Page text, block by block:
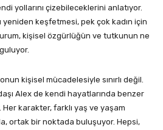
yollarını çizebileceklerini anlatıyor.
yeniden keşfetmesi, pek çok kadın için
kişisel özgürlüğün ve tutkunun ne
kişisel mücadelesiyle sınırlı değil.
Alex de kendi hayatlarında benzer
Her karakter, farklı yaş ve yaşam
ortak bir noktada buluşuyor. Hepsi,